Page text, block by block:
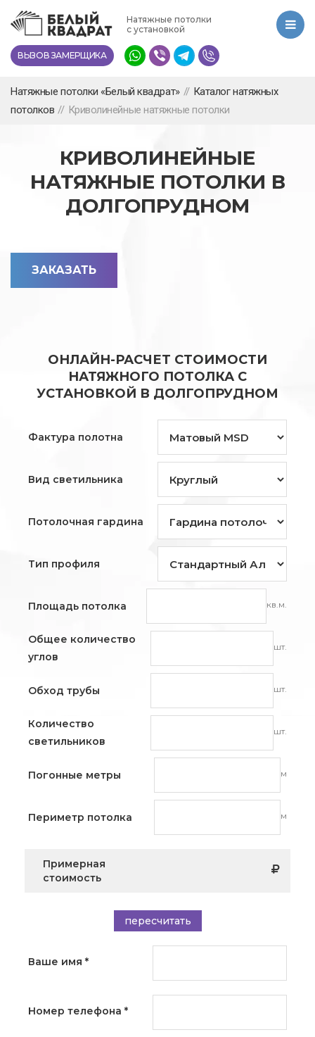
Перейти
основному
содержанию
Натяжные потолки
с установкой
ВЫЗОВ ЗАМЕРЩИКА
Натяжные потолки «Белый квадрат» // Каталог натяжных
потолков // Криволинейные натяжные потолки
КРИВОЛИНЕЙНЫЕ
НАТЯЖНЫЕ ПОТОЛКИ В
ДОЛГОПРУДНОМ
ЗАКАЗАТЬ
ОНЛАЙН-РАСЧЕТ СТОИМОСТИ
НАТЯЖНОГО ПОТОЛКА С
УСТАНОВКОЙ В ДОЛГОПРУДНОМ
Фактура полотна
Вид светильника
Потолочная гардина
Тип профиля
Площадь потолка кв.м.
Общее количество
углов
шт.
Обход трубы шт.
Количество
светильников
шт.
Погонные метры м
Периметр потолка м
Примерная
стоимость
пересчитать
Ваше имя *
Номер телефона *